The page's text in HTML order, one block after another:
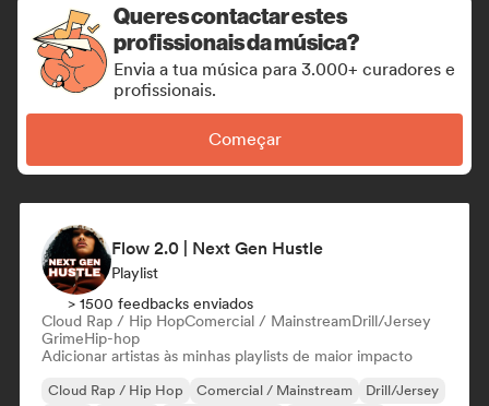
Queres contactar estes
profissionais da música?
Envia a tua música para 3.000+ curadores e
profissionais.
Começar
Flow 2.0 | Next Gen Hustle
Playlist
> 1500 feedbacks enviados
Cloud Rap / Hip HopComercial / MainstreamDrill/Jersey
GrimeHip-hop
Adicionar artistas às minhas playlists de maior impacto
Cloud Rap / Hip Hop Comercial / Mainstream
Drill/Jersey